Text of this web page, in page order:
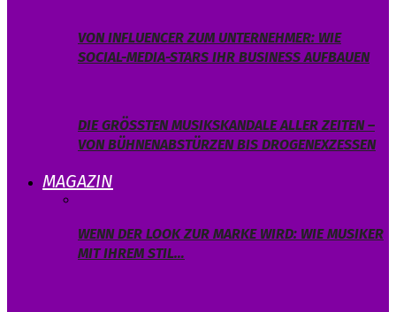
VON INFLUENCER ZUM UNTERNEHMER: WIE
SOCIAL-MEDIA-STARS IHR BUSINESS AUFBAUEN
DIE GRÖSSTEN MUSIKSKANDALE ALLER ZEITEN – V
ON BÜHNENABSTÜRZEN BIS DROGENEXZESSEN
MAGAZIN
WENN DER LOOK ZUR MARKE WIRD: WIE MUSIKER
MIT IHREM STIL…